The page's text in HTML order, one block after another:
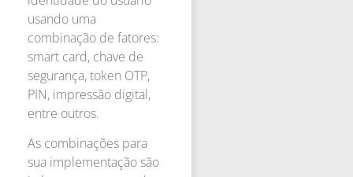
usando uma
combinação de fatores:
smart card, chave de
segurança, token OTP,
PIN, impressão digital,
entre outros.
As combinações para
sua implementação são